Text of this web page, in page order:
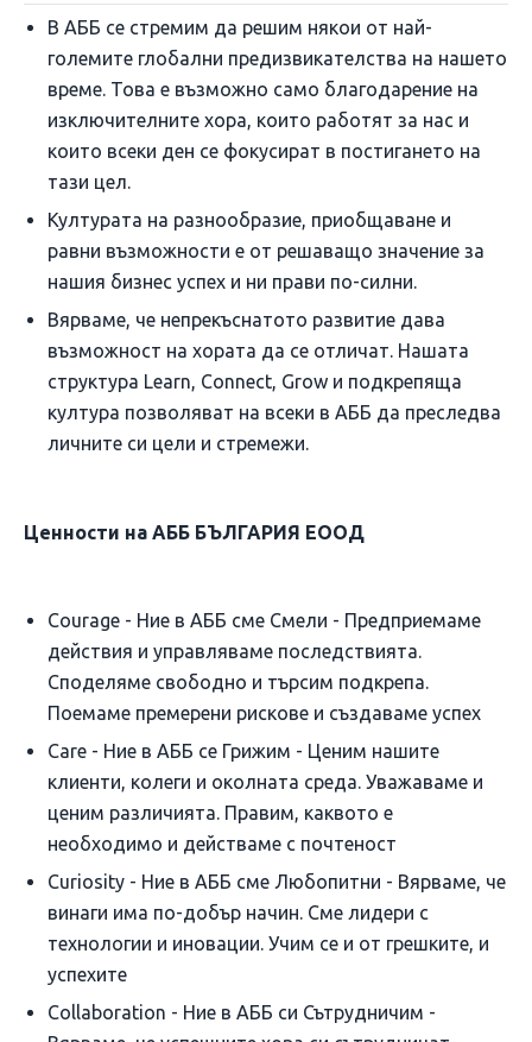
В АББ се стремим да решим някои от най-
големите глобални предизвикателства на нашето
време. Това е възможно само благодарение на
изключителните хора, които работят за нас и
които всеки ден се фокусират в постигането на
тази цел.
Културата на разнообразие, приобщаване и
равни възможности е от решаващо значение за
нашия бизнес успех и ни прави по-силни.
Вярваме, че непрекъснатото развитие дава
възможност на хората да се отличат. Нашата
структура Learn, Connect, Grow и подкрепяща
култура позволяват на всеки в АББ да преследва
личните си цели и стремежи.
Ценности на АББ БЪЛГАРИЯ ЕООД
Courage - Ние в АББ сме Смели - Предприемаме
действия и управляваме последствията.
Споделяме свободно и търсим подкрепа.
Поемаме премерени рискове и създаваме успех
Care - Ние в АББ се Грижим - Ценим нашите
клиенти, колеги и околната среда. Уважаваме и
ценим различията. Правим, каквото е
необходимо и действаме с почтеност
Curiosity - Ние в АББ сме Любопитни - Вярваме, че
винаги има по-добър начин. Сме лидери с
технологии и иновации. Учим се и от грешките, и
успехите
Collaboration - Ние в АББ си Сътрудничим -